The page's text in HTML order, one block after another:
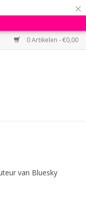
×
0 Artikelen - €0,00
van Bluesky